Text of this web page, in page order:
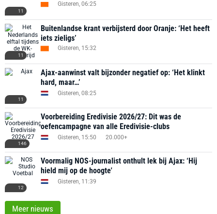
11
Gisteren, 06:25
11
Buitenlandse krant verbijsterd door Oranje: ‘Het heeft
iets zieligs’
Gisteren, 15:32
11
Ajax-aanwinst valt bijzonder negatief op: ‘Het klinkt
hard, maar…’
Gisteren, 08:25
146
Voorbereiding Eredivisie 2026/27: Dit was de
oefencampagne van alle Eredivisie-clubs
Gisteren, 15:50 20.000+
12
Voormalig NOS-journalist onthult lek bij Ajax: ‘Hij
hield mij op de hoogte'
Gisteren, 11:39
Meer nieuws